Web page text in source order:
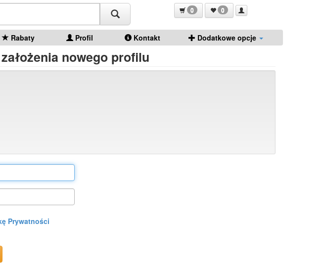
0 0
Rabaty Profil Kontakt Dodatkowe opcje
nowego profilu
Prywatności